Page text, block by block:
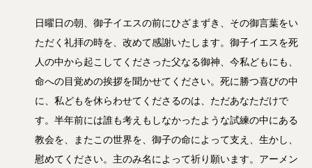
日曜日の朝、御子イエスの前にひざまずき、その御言葉をい
ただく礼拝の時を、改めて感謝いたします。御子イエスを死
人の中から起こしてくださった父なる御神、今私どもにも、
命への目覚めの挨拶を聞かせてください。死に勝つ喜びの中
に、私どもを休らわせてくださるのは、ただあなただけで
す。半年前には誰も考えもしなかったような試練の中にある
教会を、またこの世界を、御子の命によって支え、生かし、
慰めてください。主のみ名によって祈り願います。アーメン